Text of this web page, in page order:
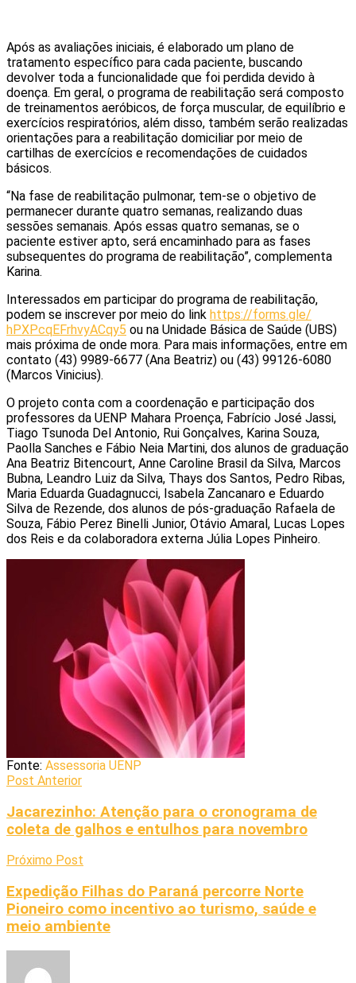
Após as avaliações iniciais, é elaborado um plano de
tratamento específico para cada paciente, buscando
devolver toda a funcionalidade que foi perdida devido à
doença. Em geral, o programa de reabilitação será composto
de treinamentos aeróbicos, de força muscular, de equilíbrio e
exercícios respiratórios, além disso, também serão realizadas
orientações para a reabilitação domiciliar por meio de
cartilhas de exercícios e recomendações de cuidados
básicos.
“Na fase de reabilitação pulmonar, tem-se o objetivo de
permanecer durante quatro semanas, realizando duas
sessões semanais. Após essas quatro semanas, se o
paciente estiver apto, será encaminhado para as fases
subsequentes do programa de reabilitação”, complementa
Karina.
Interessados em participar do programa de reabilitação,
podem se inscrever por meio do link https://forms.gle/
hPXPcqEFrhvyACqy5 ou na Unidade Básica de Saúde (UBS)
mais próxima de onde mora. Para mais informações, entre em
contato (43) 9989-6677 (Ana Beatriz) ou (43) 99126-6080
(Marcos Vinicius).
O projeto conta com a coordenação e participação dos
professores da UENP Mahara Proença, Fabrício José Jassi,
Tiago Tsunoda Del Antonio, Rui Gonçalves, Karina Souza,
Paolla Sanches e Fábio Neia Martini, dos alunos de graduação
Ana Beatriz Bitencourt, Anne Caroline Brasil da Silva, Marcos
Bubna, Leandro Luiz da Silva, Thays dos Santos, Pedro Ribas,
Maria Eduarda Guadagnucci, Isabela Zancanaro e Eduardo
Silva de Rezende, dos alunos de pós-graduação Rafaela de
Souza, Fábio Perez Binelli Junior, Otávio Amaral, Lucas Lopes
dos Reis e da colaboradora externa Júlia Lopes Pinheiro.
Fonte: Assessoria UENP
Post Anterior
Jacarezinho: Atenção para o cronograma de
coleta de galhos e entulhos para novembro
Próximo Post
Expedição Filhas do Paraná percorre Norte
Pioneiro como incentivo ao turismo, saúde e
meio ambiente